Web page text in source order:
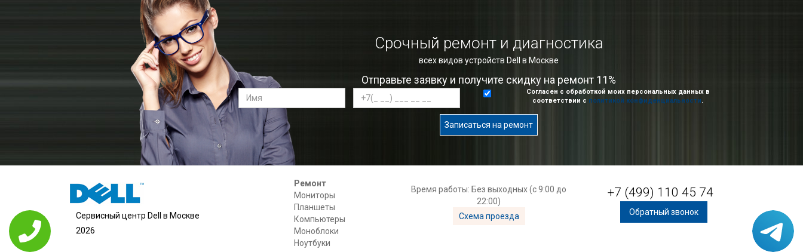
Срочный ремонт и диагностика
всех видов устройств Dell в Москве
Отправьте заявку и получите скидку на ремонт 11%
Согласен с обработкой моих персональных данных в
соответствии с политикой конфиденциальности.
Записаться на ремонт
Сервисный центр Dell в Москве
2026
Ремонт
Мониторы
Планшеты
Компьютеры
Моноблоки
Ноутбуки
Время работы: Без выходных (с 9:00 до
22:00)
Схема проезда
+7 (499) 110 45 74
Обратный звонок